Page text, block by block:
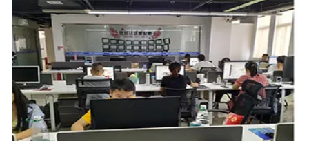
Вырезывание карбида токарного станка ISO Tdc5 вводит резцы для проточки канавок разделяя с вставок
Высокоскоростной инструмент расставания вставки карбида токарного станка металла вводит держатели TDJ3